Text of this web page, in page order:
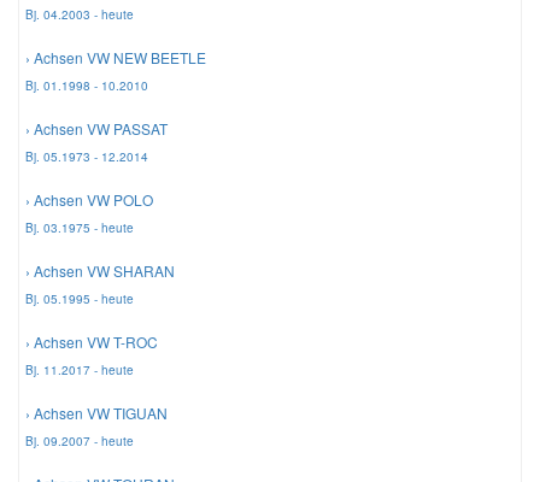
Bj. 04.2003 - heute
› Achsen VW NEW BEETLE
Bj. 01.1998 - 10.2010
› Achsen VW PASSAT
Bj. 05.1973 - 12.2014
› Achsen VW POLO
Bj. 03.1975 - heute
› Achsen VW SHARAN
Bj. 05.1995 - heute
› Achsen VW T-ROC
Bj. 11.2017 - heute
› Achsen VW TIGUAN
Bj. 09.2007 - heute
Seat Ersatzteile